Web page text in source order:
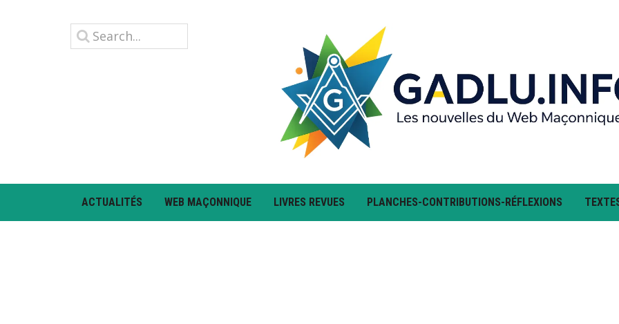
ACTUALITÉS WEB MAÇONNIQUE LIVRES REVUES PLANCHES-CONTRIBUTIONS-RÉFLEXIONS